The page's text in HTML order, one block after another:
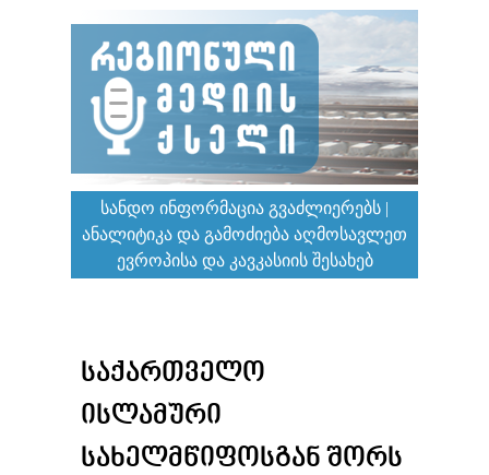
ᲡᲐᲜᲓᲝ ᲘᲜᲤᲝᲠᲛᲐᲪᲘᲐ ᲒᲕᲐᲫᲚᲘᲔᲠᲔᲑᲡ |
ᲐᲜᲐᲚᲘᲢᲘᲙᲐ ᲓᲐ ᲒᲐᲛᲝᲫᲘᲔᲑᲐ ᲐᲦᲛᲝᲡᲐᲕᲚᲔᲗ
ᲔᲕᲠᲝᲞᲘᲡᲐ ᲓᲐ ᲙᲐᲕᲙᲐᲡᲘᲘᲡ ᲨᲔᲡᲐᲮᲔᲑ
ᲡᲐᲥᲐᲠᲗᲕᲔᲚᲝ
ᲘᲡᲚᲐᲛᲣᲠᲘ
ᲡᲐᲮᲔᲚᲛᲬᲘᲤᲝᲡᲒᲐᲜ ᲨᲝᲠᲡ